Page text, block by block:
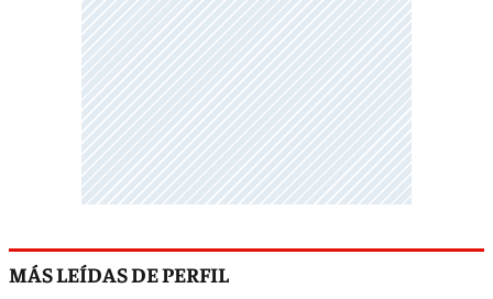
MÁS LEÍDAS DE PERFIL